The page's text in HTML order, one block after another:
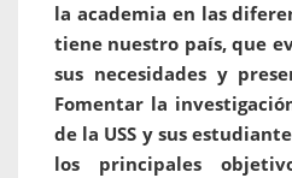
la academia en las
tiene nuestro país, que
sus necesidades y
Fomentar la
de la USS y sus
los principales